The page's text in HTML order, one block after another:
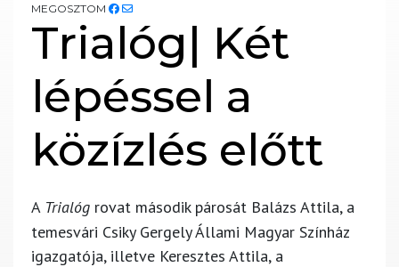
MEGOSZTOM
Trialóg| Két
lépéssel a
közízlés előtt
A Trialóg rovat második párosát Balázs Attila, a
temesvári Csiky Gergely Állami Magyar Színház
igazgatója, illetve Keresztes Attila, a